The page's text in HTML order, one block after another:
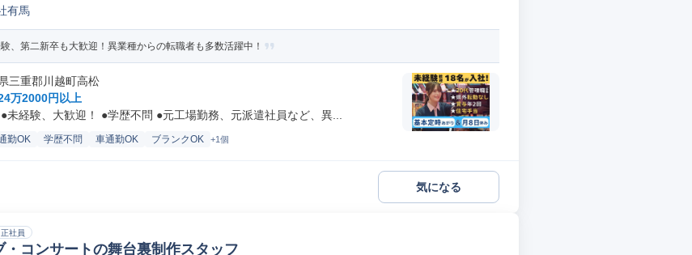
有馬
、第二新卒も大歓迎！異業種からの転職者も多数活躍中！
三重郡川越町高松
万2000円以上
未経験、大歓迎！ ●学歴不問 ●元工場勤務、元派遣社員など、異...
勤OK 学歴不問 車通勤OK ブランクOK +1個
気になる
正社員
・コンサートの舞台裏制作スタッフ